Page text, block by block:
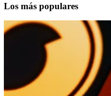
Los más populares